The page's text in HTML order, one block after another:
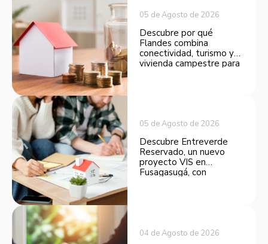
05 de Agosto de 2026
Descubre por qué
Flandes combina
conectividad, turismo y
vivienda campestre para
05 de Agosto de 2026
Descubre Entreverde
Reservado, un nuevo
proyecto VIS en
Fusagasugá, con
04 de Agosto de 2026